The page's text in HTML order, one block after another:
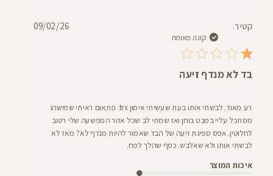
קטי ר.
קונה מאומת
בד לא מנדף זיעה
רע מאוד. לבשתי אותו בעת שעשיתי אימון trx. פתאום ראיתי שמישהו
מסתכל עליי במבט בוחן ואז שמתי לב שכל אזור המפשעה שלי רטוב
לחלוטין. אפס ספיגת זיעה של הבד שאמור להיות מנדף לא? מאז לא
לבשתי אותו ולא שאלבש. כסף שהלך לפח.
איכות המוצר
תאריך09/02/26